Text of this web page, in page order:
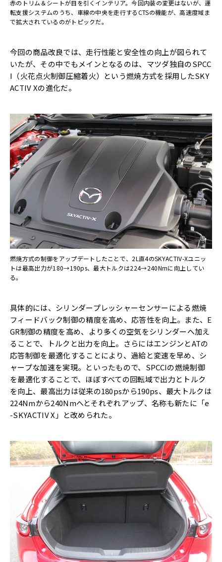
赤のトリム＆シートが目を引くインテリア。今回内装の変更はないが、運
転支援システムのうち、車線の中央を走行するCTSの機能が、高速度域ま
で拡大されているのがトピックだ。
今回の商品改良では、走行性能と安全性の向上が図られて
いたが、その中でもメインとなるのは、マツダ独自のSPCC
I（火花点火制御圧縮着火）という燃焼方式を採用したSKY
ACTIV Xの進化だ。
燃焼方式の制御をアップデートしたことで、2L直4のSKYACTIV-Xユニッ
トは最高出力が180→190ps、最大トルクは224→240Nmに向上してい
る。
具体的には、シリンダープレッシャーセンサーによる燃焼
フィードバック制御の精度を高め、応答性を向上。また、E
GR制御の精度を高め、より多くの空気をシリンダーへ加え
ることで、トルクと出力を向上。さらにはエンジンとATの
応答制御を最適化することにより、過給と変速を早め、シ
ャープな加速を実現。といったもので、SPCCIの燃焼制御
を最適化することで、ほぼすべての回転域で出力とトルク
を向上、最高出力は従来の180psから190ps、最大トルクは
224Nmから240Nmへとそれぞれアップ、名称も新たに「e
-SKYACTIV X」と改められた。